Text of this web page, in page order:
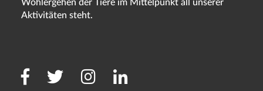
Wohlergehen der Tiere im Mittelpunkt all unserer
Aktivitäten steht.